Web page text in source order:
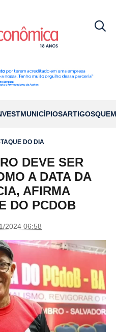
MUNICÍPIOSARTIGOS
DO DIA
DEVE SER
A DATA DA
AFIRMA
DO PCDOB
2024 06:58